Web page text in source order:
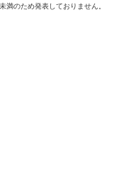
のため発表しておりません。